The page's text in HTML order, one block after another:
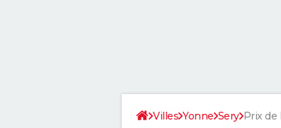
Villes Yonne Sery Prix de